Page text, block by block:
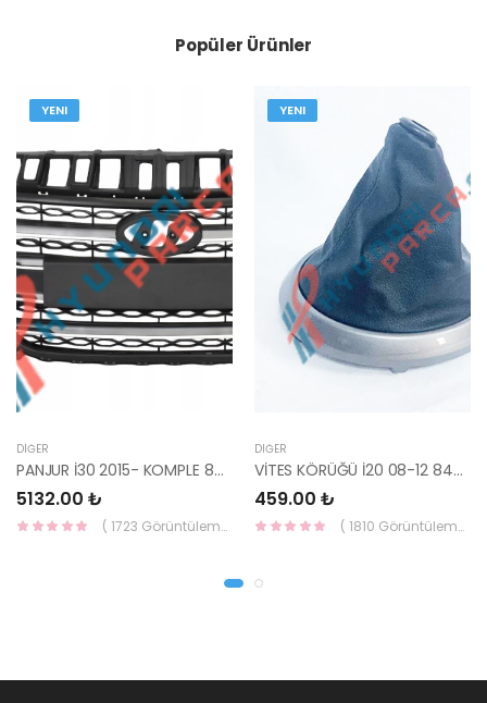
Popüler Ürünler
YENI
DIĞER
PANJUR İ30 2015- KOMPLE 86350-A6800-YS
5132.00 ₺
( 1723 Görüntüleme )
YENI
DIĞER
VİTES KÖRÜĞÜ İ20 08-12 84640-1J000-YS
459.00 ₺
( 1810 Görüntüleme )